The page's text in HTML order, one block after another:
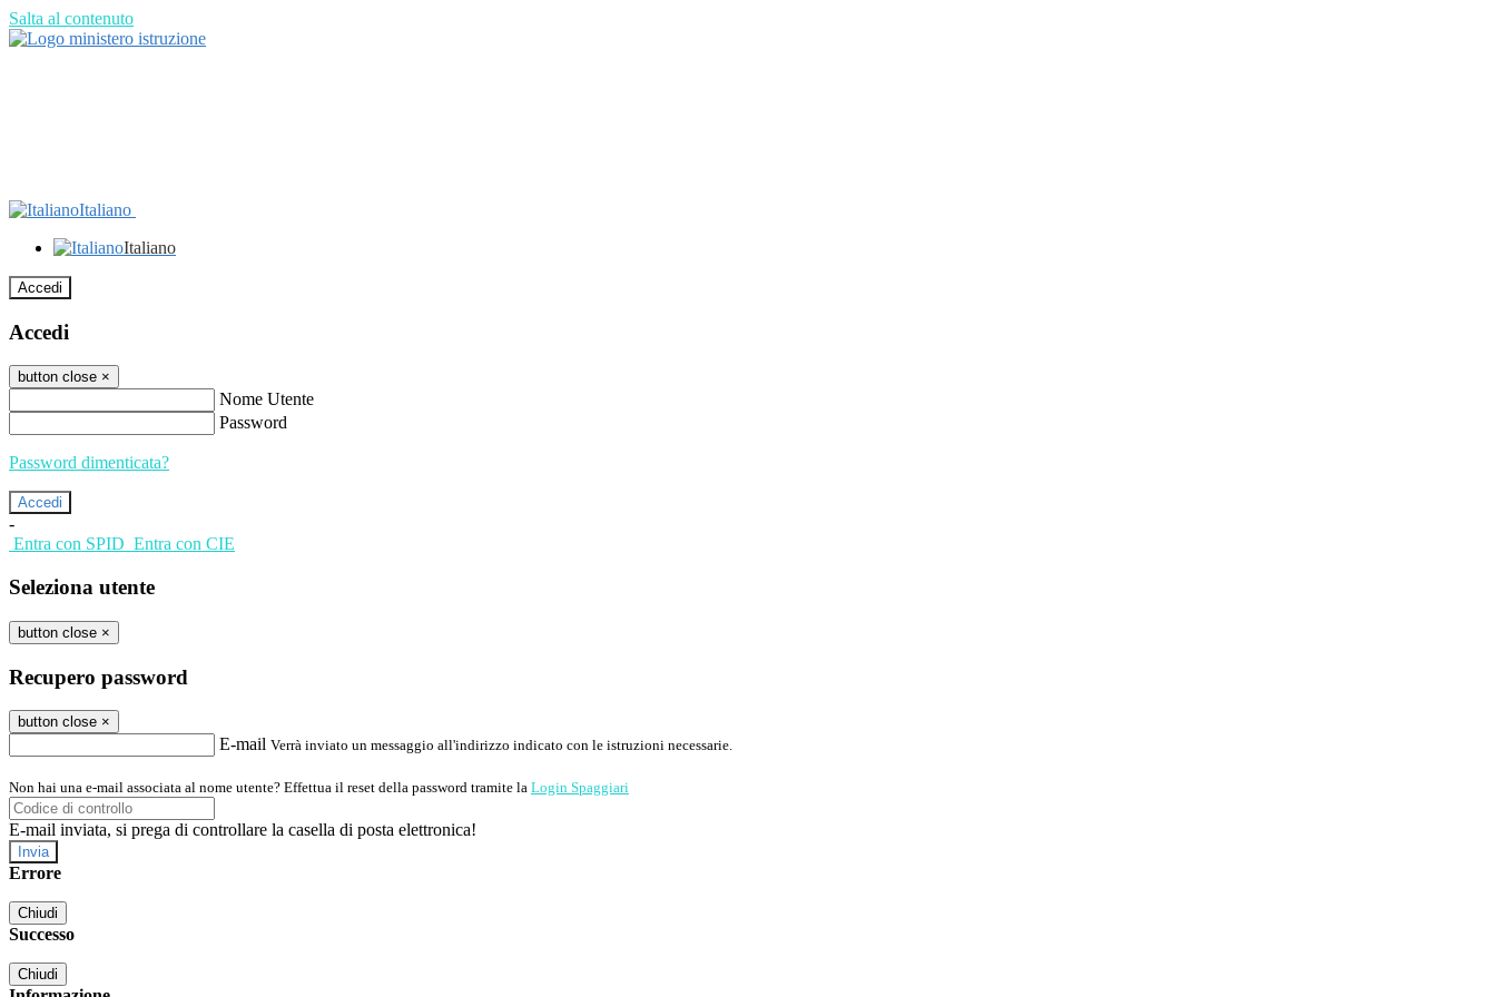
Salta al contenuto
Italiano
Italiano
Accedi
Accedi
button close ×
Nome Utente
Password
Password dimenticata?
-
Entra con SPID Entra con CIE
Seleziona utente
button close ×
Recupero password
button close ×
E-mail Verrà inviato un messaggio all'indirizzo indicato con le istruzioni necessarie.
Non hai una e-mail associata al nome utente? Effettua il reset della password tramite la Login Spaggiari
E-mail inviata, si prega di controllare la casella di posta elettronica!
Errore
Chiudi
Successo
Chiudi